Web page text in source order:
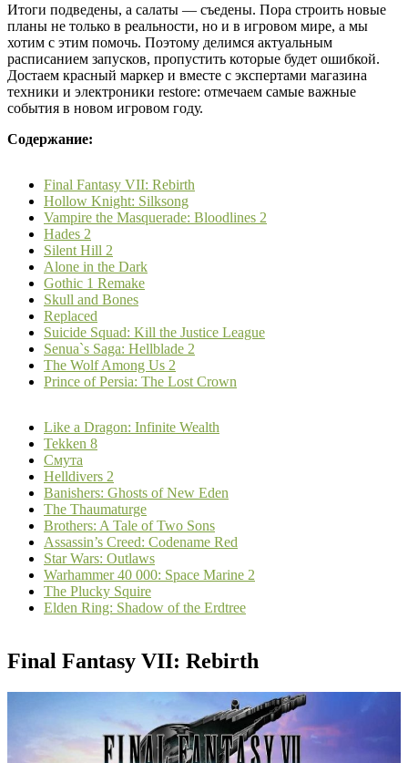
Итоги подведены, а салаты — съедены. Пора строить новые
планы не только в реальности, но и в игровом мире, а мы
хотим с этим помочь. Поэтому делимся актуальным
расписанием запусков, пропустить которые будет ошибкой.
Достаем красный маркер и вместе с экспертами магазина
техники и электроники restore: отмечаем самые важные
события в новом игровом году.
Содержание:
Final Fantasy VII: Rebirth
Hollow Knight: Silksong
Vampire the Masquerade: Bloodlines 2
Hades 2
Silent Hill 2
Alone in the Dark
Gothic 1 Remake
Skull and Bones
Replaced
Suicide Squad: Kill the Justice League
Senua`s Saga: Hellblade 2
The Wolf Among Us 2
Prince of Persia: The Lost Crown
Like a Dragon: Infinite Wealth
Tekken 8
Смута
Helldivers 2
Banishers: Ghosts of New Eden
The Thaumaturge
Brothers: A Tale of Two Sons
Assassin’s Creed: Codename Red
Star Wars: Outlaws
Warhammer 40 000: Space Marine 2
The Plucky Squire
Elden Ring: Shadow of the Erdtree
Final Fantasy VII: Rebirth